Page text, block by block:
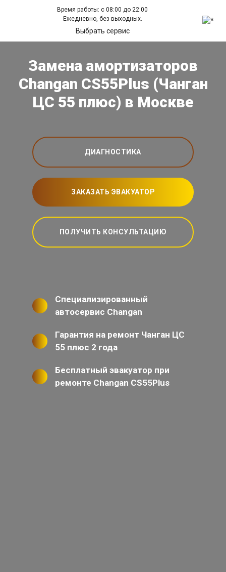
Время работы: с 08:00 до 22:00
Ежедневно, без выходных.
Выбрать сервис
Замена амортизаторов
Changan CS55Plus (Чанган
ЦС 55 плюс) в Москве
ДИАГНОСТИКА
ЗАКАЗАТЬ ЭВАКУАТОР
ПОЛУЧИТЬ КОНСУЛЬТАЦИЮ
Специализированный
автосервис Changan
Гарантия на ремонт Чанган ЦС
55 плюс 2 года
Бесплатный эвакуатор при
ремонте Changan CS55Plus